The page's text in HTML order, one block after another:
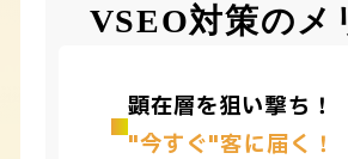
VSEO対策のメ
顕在層を狙い撃ち！
"今すぐ"客に届く！